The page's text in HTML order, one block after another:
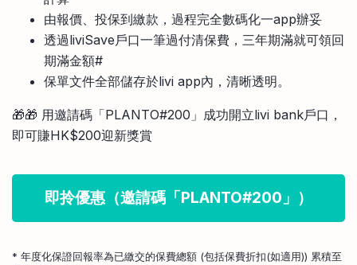
由報價、投保到繳款，過程完全數碼化一app辦妥
透過liviSave戶口一筆過付清保費，三年期滿就可領回
期滿金額#
保單文件全部儲存於livi app內，清晰透明。
🎁🎁 用邀請碼「PLANTO#200」成功開立livi bank戶口，
即可賺HK$200迎新獎賞
即拎優惠（邀請碼「PLANTO#200」）
* 年度化保證回報率為已繳交的保費總額 (包括保費折扣(如適用)) 累積至